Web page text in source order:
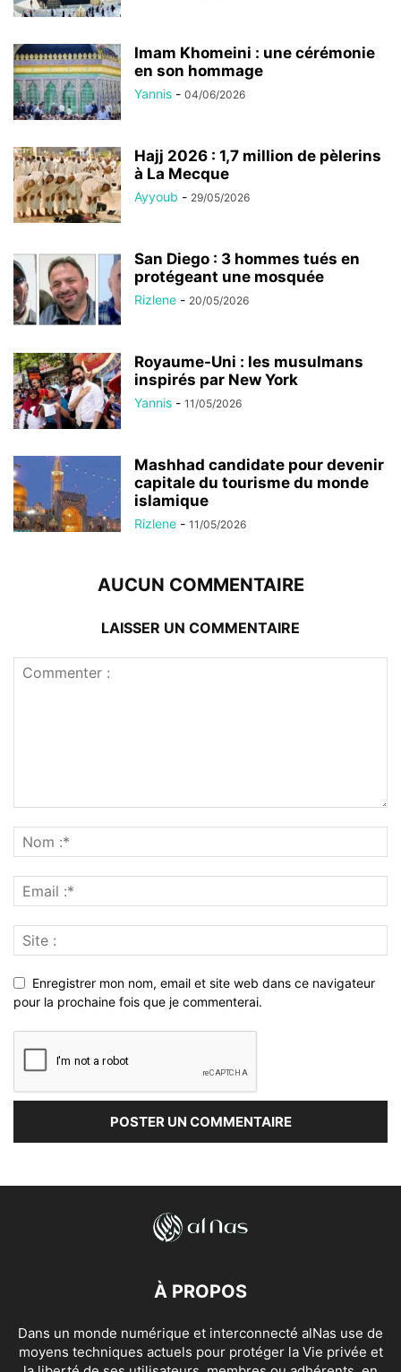
Imam Khomeini : une cérémonie
en son hommage
Yannis - 04/06/2026
Hajj 2026 : 1,7 million de pèlerins
à La Mecque
Ayyoub - 29/05/2026
San Diego : 3 hommes tués en
protégeant une mosquée
Rizlene - 20/05/2026
Royaume-Uni : les musulmans
inspirés par New York
Yannis - 11/05/2026
Mashhad candidate pour devenir
capitale du tourisme du monde
islamique
Rizlene - 11/05/2026
AUCUN COMMENTAIRE
LAISSER UN COMMENTAIRE
Enregistrer mon nom, email et site web dans ce navigateur
pour la prochaine fois que je commenterai.
À PROPOS
Dans un monde numérique et interconnecté alNas use de
moyens techniques actuels pour protéger la Vie privée et